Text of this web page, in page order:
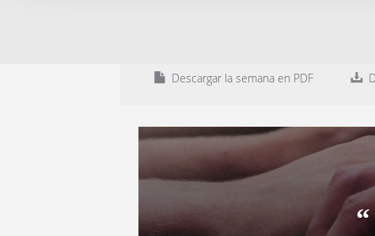
Descargar la semana en PDF